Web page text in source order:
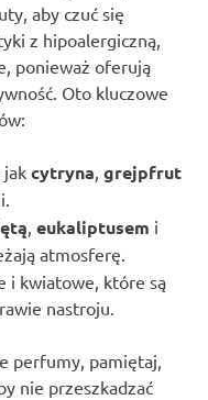
aby czuć się
z hipoalergiczną,
ponieważ oferują
Oto kluczowe
cytryna, grejpfrut
, eukaliptusem i
atmosferę.
i kwiatowe, które są
nastroju.
perfumy, pamiętaj,
nie przeszkadzać